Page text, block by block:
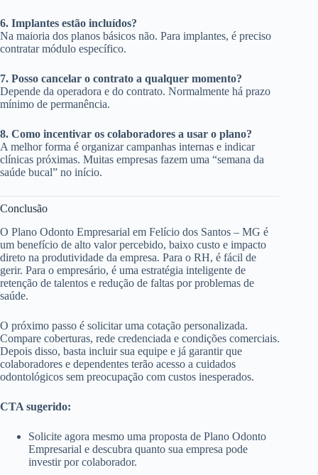
6. Implantes estão incluídos?
Na maioria dos planos básicos não. Para implantes, é preciso
contratar módulo específico.
7. Posso cancelar o contrato a qualquer momento?
Depende da operadora e do contrato. Normalmente há prazo
mínimo de permanência.
8. Como incentivar os colaboradores a usar o plano?
A melhor forma é organizar campanhas internas e indicar
clínicas próximas. Muitas empresas fazem uma “semana da
saúde bucal” no início.
Conclusão
O Plano Odonto Empresarial em Felício dos Santos – MG é
um benefício de alto valor percebido, baixo custo e impacto
direto na produtividade da empresa. Para o RH, é fácil de
gerir. Para o empresário, é uma estratégia inteligente de
retenção de talentos e redução de faltas por problemas de
saúde.
O próximo passo é solicitar uma cotação personalizada.
Compare coberturas, rede credenciada e condições comerciais.
Depois disso, basta incluir sua equipe e já garantir que
colaboradores e dependentes terão acesso a cuidados
odontológicos sem preocupação com custos inesperados.
CTA sugerido:
Solicite agora mesmo uma proposta de Plano Odonto
Empresarial e descubra quanto sua empresa pode
investir por colaborador.